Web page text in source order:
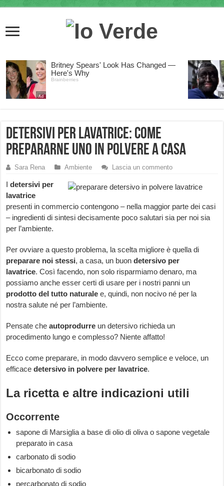
Detersivi per lavatrice: come
prepararne uno in polvere a casa
Sara Rena Ambiente Lascia un commento
Idetersivi per
lavatrice
presenti in commercio contengono – nella maggior parte dei casi
– ingredienti di sintesi decisamente poco salutari sia per noi sia
per l’ambiente.
Per ovviare a questo problema, la scelta migliore è quella di
preparare noi stessi, a casa, un buon detersivo per
lavatrice. Così facendo, non solo risparmiamo denaro, ma
possiamo anche esser certi di usare per i nostri panni un
prodotto del tutto naturale e, quindi, non nocivo né per la
nostra salute né per l’ambiente.
Pensate cheautoprodurre un detersivo richieda un
procedimento lungo e complesso? Niente affatto!
Ecco come preparare, in modo davvero semplice e veloce, un
efficacedetersivo in polvere per lavatrice.
La ricetta e altre indicazioni utili
Occorrente
sapone di Marsiglia a base di olio di oliva o sapone vegetale
preparato in casa
carbonato di sodio
bicarbonato di sodio
percarbonato di sodio